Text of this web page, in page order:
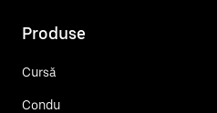
Produse
Cursă
Condu